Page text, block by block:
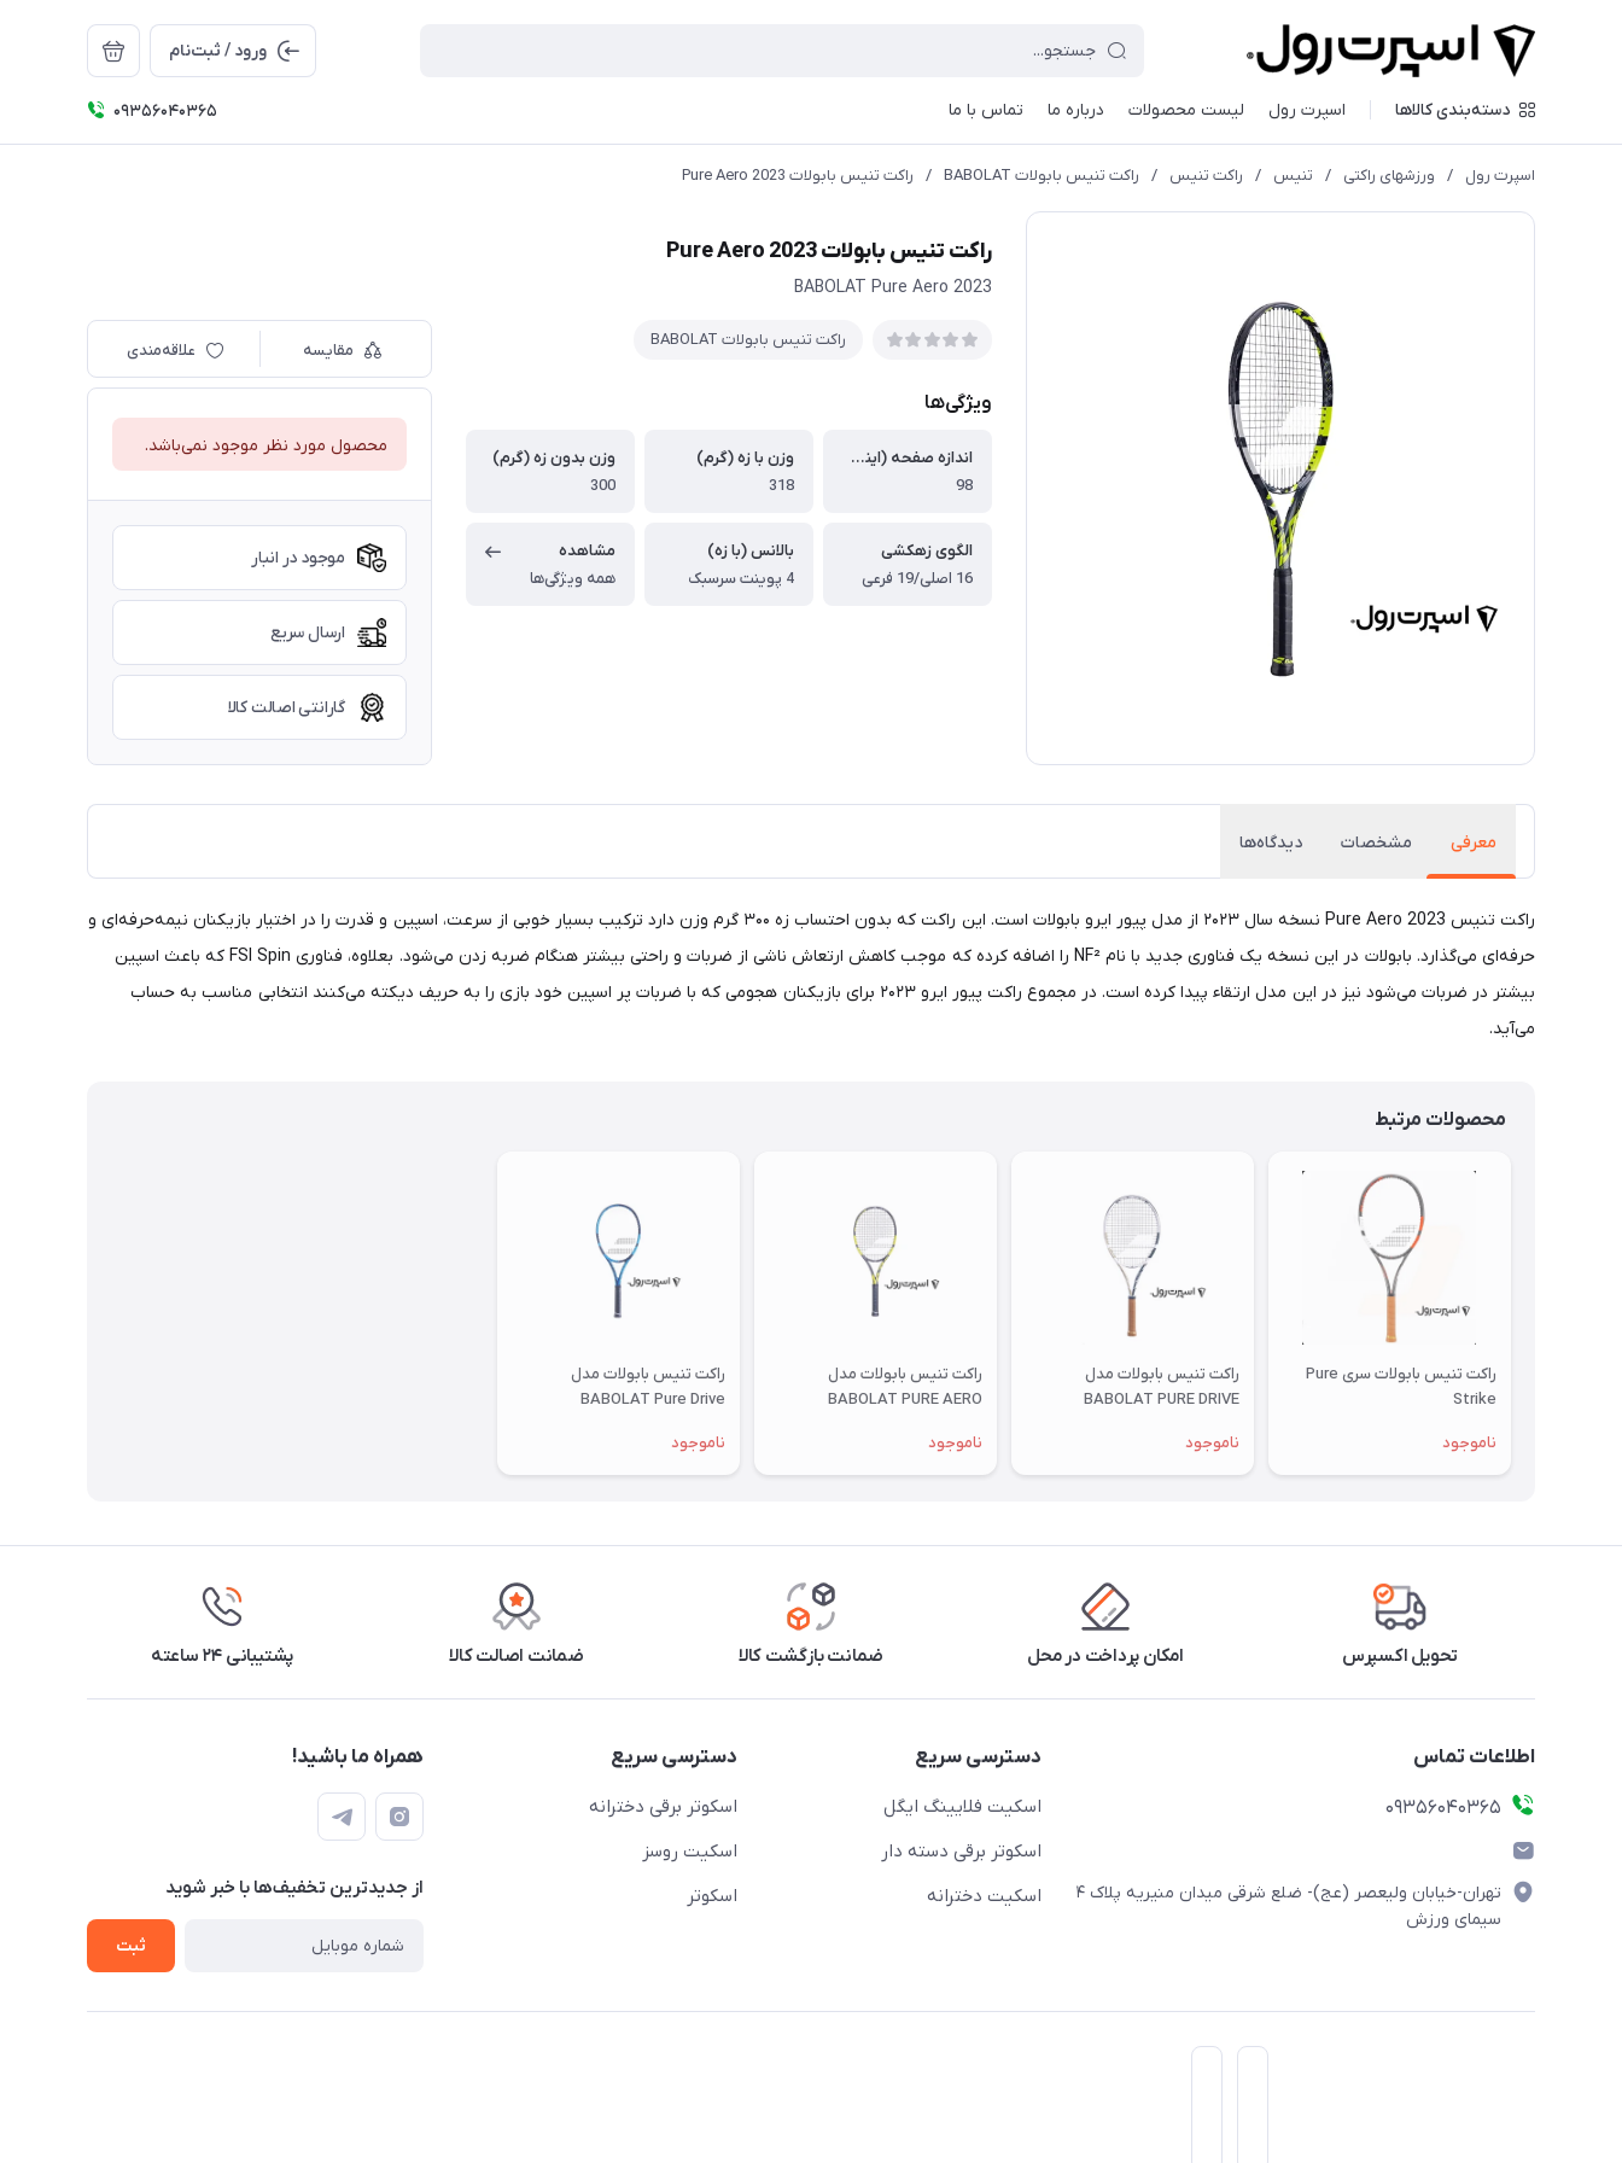
ورود / ثبت‌نام
دسته‌بندی کالاها اسپرت رول لیست محصولات درباره ما تماس با ما 09356040365
اسپرت رول / ورزشهای راکتی / تنیس / راکت تنیس / راكت تنيس بابولات BABOLAT / راکت تنیس بابولات Pure Aero 2023
راکت تنیس بابولات Pure Aero 2023
BABOLAT Pure Aero 2023
راكت تنيس بابولات BABOLAT
ویژگی‌ها
اندازه صفحه (اینچ مربع)
98
وزن با زه (گرم)
318
وزن بدون زه (گرم)
300
الگوی زهکشی
16 اصلی/19 فرعی
بالانس (با زه)
4 پوینت سرسبک
مشاهده
همه ویژگی‌ها
مقایسه علاقه‌مندی
محصول مورد نظر موجود نمی‌باشد.
موجود در انبار
ارسال سریع
گارانتی اصالت کالا
معرفی مشخصات دیدگاه‌ها
راکت تنیس Pure Aero 2023 نسخه سال ۲۰۲۳ از مدل پیور ایرو بابولات است. این راکت که بدون احتساب زه ۳۰۰ گرم وزن دارد ترکیب بسیار خوبی از سرعت، اسپین و قدرت را در اختیار بازیکنان نیمه‌حرفه‌‌ای و
حرفه‌ای می‌گذارد. بابولات در این نسخه یک فناوری جدید با نام NF² را اضافه کرده که موجب کاهش ارتعاش ناشی از ضربات و راحتی بیشتر هنگام ضربه زدن می‌شود. بعلاوه، فناوری FSI Spin که باعث اسپین
بیشتر در ضربات می‌شود نیز در این مدل ارتقاء پیدا کرده است. در مجموع راکت پیور ایرو ۲۰۲۳ برای بازیکنان هجومی که با ضربات پر اسپین خود بازی را به حریف دیکته می‌کنند انتخابی مناسب به حساب
می‌آید.
محصولات مرتبط
راکت تنیس بابولات سری Pure
Strike
ناموجود
راکت تنیس بابولات مدل
BABOLAT PURE DRIVE
ناموجود
راکت تنیس بابولات مدل
BABOLAT PURE AERO
ناموجود
راکت تنیس بابولات مدل
BABOLAT Pure Drive
ناموجود
تحویل اکسپرس امکان پرداخت در محل ضمانت بازگشت کالا ضمانت اصالت کالا پشتیبانی ۲۴ ساعته
اطلاعات تماس
۰۹۳۵۶۰۴۰۳۶۵
تهران-خیابان ولیعصر (عج)- ضلع شرقی میدان منیریه پلاک ۴
سیمای ورزش
دسترسی سریع
اسکیت فلایینگ ایگل
اسکوتر برقی دسته دار
اسکیت دخترانه
دسترسی سریع
اسکوتر برقی دخترانه
اسکیت روسز
اسکوتر
همراه ما باشید!
از جدید‌ترین تخفیف‌ها با‌ خبر شوید
ثبت